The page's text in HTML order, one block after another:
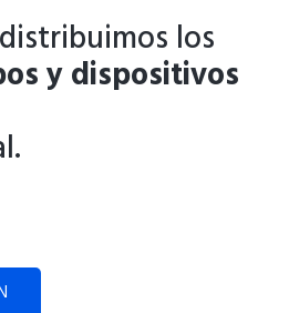
los
y dispositivos